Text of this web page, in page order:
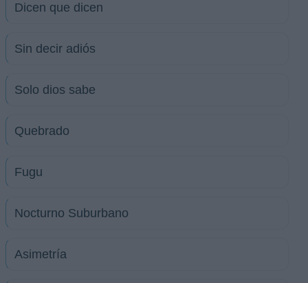
Dicen que dicen
Sin decir adiós
Solo dios sabe
Quebrado
Fugu
Nocturno Suburbano
Asimetría